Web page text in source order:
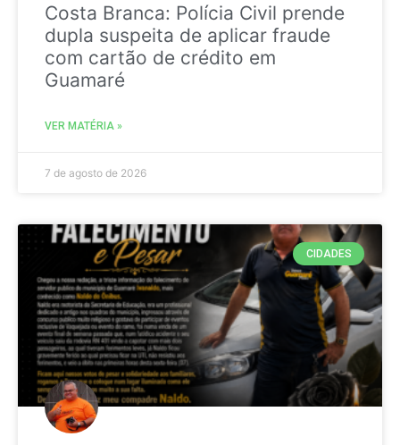
Costa Branca: Polícia Civil prende
dupla suspeita de aplicar fraude
com cartão de crédito em
Guamaré
VER MATÉRIA »
7 de agosto de 2026
CIDADES